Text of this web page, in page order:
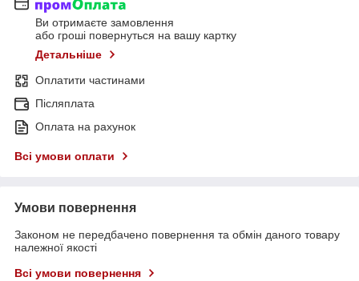
Ви отримаєте замовлення
або гроші повернуться на вашу картку
Детальніше
Оплатити частинами
Післяплата
Оплата на рахунок
Всі умови оплати
Умови повернення
Законом не передбачено повернення та обмін даного товару
належної якості
Всі умови повернення